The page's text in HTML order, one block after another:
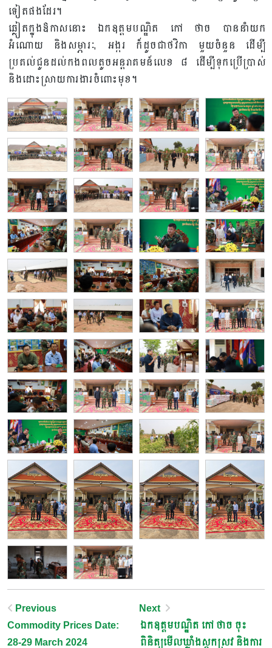
ទៀតផងដែរ។
ឆ្លៀតក្នុងឱកាសនោះ ឯកឧត្តមបណ្ឌិត កៅ ថាច បាននាំយក
អំណោយ និងសម្ភារៈ, អង្ករ ក៏ដូចជាថវិកា មួយចំនួន ដើម្បី
ប្រគល់ជូនដល់កងពលតូចអន្តរាគមន៍លេខ ៨ ដើម្បីទុកប្រើប្រាស់
និងដោះស្រាយការងារចំពោះមុខ។
Post
Navigation
Previous
Commodity Prices Date:
28-29 March 2024
Next
ឯកឧត្តមបណ្ឌិត កៅ ថាច ចុះ
ពិនិត្យមើលឃ្លាំងស្តុកស្រូវ និងការ